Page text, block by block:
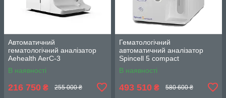
Автоматичний
гематологічний аналізатор
Aehealth AerC-3
В наявності
216 750 ₴ 255 000 ₴
Гематологічний
автоматичний аналізатор
Spincell 5 compact
В наявності
493 510 ₴ 580 600 ₴